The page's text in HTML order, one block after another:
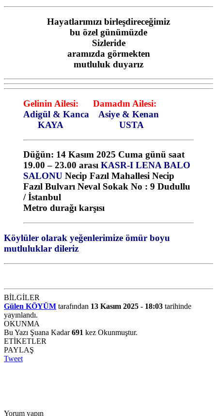
Hayatlarımızı birleşdireceğimiz
bu özel günümüzde
Sizleride
aramızda görmekten
mutluluk duyarız
Gelinin Ailesi: Damadın Ailesi:
Adigül & Kanca Asiye & Kenan
KAYA USTA
Düğün: 14 Kasım 2025 Cuma günü saat
19.00 – 23.00 arası KASR-I LENA BALO
SALONU Necip Fazıl Mahallesi Necip
Fazıl Bulvarı Neval Sokak No : 9 Dudullu
/ İstanbul
Metro durağı karşısı
Köylüler olarak yeğenlerimize ömür boyu
mutluluklar dileriz
BİLGİLER
Gülen KÖYÜM tarafından 13 Kasım 2025 - 18:03 tarihinde
yayınlandı.
OKUNMA
Bu Yazı Şuana Kadar691 kez Okunmuştur.
ETİKETLER
PAYLAŞ
Tweet
Yorum yapın